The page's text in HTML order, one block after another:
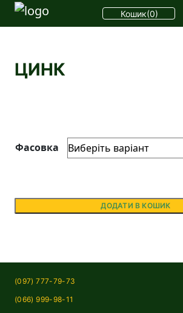
Кошик(0)
ЦИНК
Фасовка
ДОДАТИ В КОШИК
(097) 777-79-73
(066) 999-98-11